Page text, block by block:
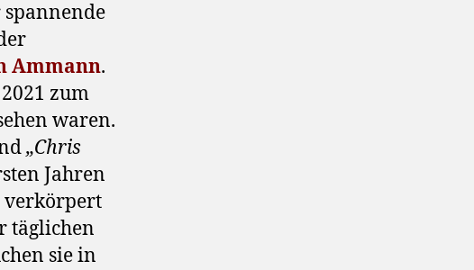
Ammann.
zum
waren.
„Chris
Jahren
verkörpert
täglichen
sie in